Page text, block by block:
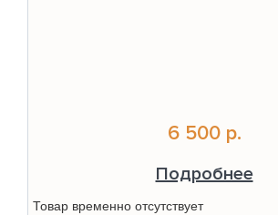
6 500 р.
Подробнее
Товар временно отсутствует